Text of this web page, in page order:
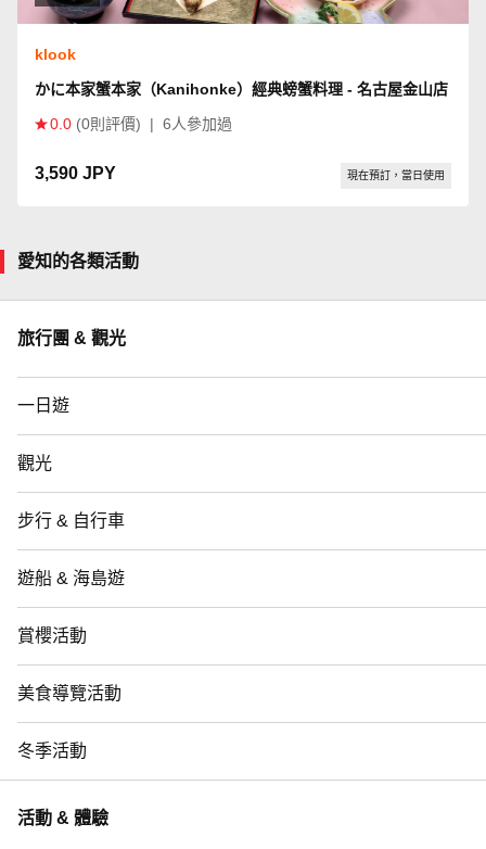
klook
かに本家蟹本家（Kanihonke）經典螃蟹料理 - 名古屋金山店
0.0 (0則評價) | 6人參加過
3,590 JPY 現在預訂，當日使用
愛知的各類活動
旅行團 & 觀光
一日遊
觀光
步行 & 自行車
遊船 & 海島遊
賞櫻活動
美食導覽活動
冬季活動
活動 & 體驗